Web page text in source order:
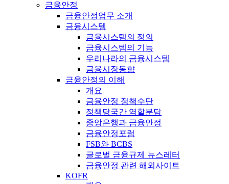
금융안정
금융안정업무 소개
금융시스템
금융시스템의 정의
금융시스템의 기능
우리나라의 금융시스템
금융시장동향
금융안정의 이해
개요
금융안정 정책수단
정책당국간 역할분담
중앙은행과 금융안정
금융안정포럼
FSB와 BCBS
글로벌 금융규제 뉴스레터
금융안정 관련 해외사이트
KOFR